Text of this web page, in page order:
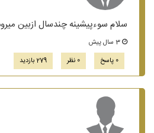
سلام سوءپیشینه چندسال ازبین
0 پاسخ
0 نظر 279 بازدید